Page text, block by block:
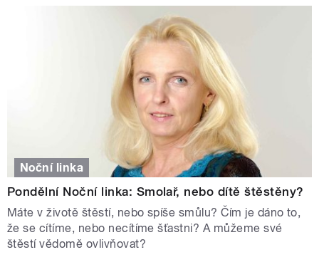
Noční linka
Pondělní Noční linka: Smolař, nebo dítě štěstěny?
Máte v životě štěstí, nebo spíše smůlu? Čím je dáno to,
že se cítíme, nebo necítíme šťastni? A můžeme své
štěstí vědomě ovlivňovat?